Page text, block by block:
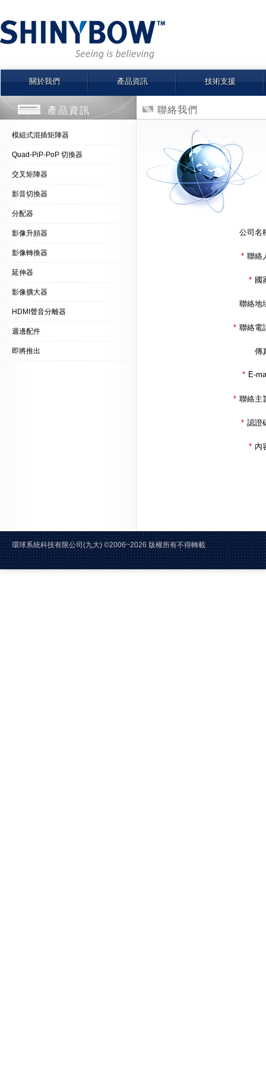
關於我們 產品資訊 技術支援
產品資訊
模組式混插矩陣器
Quad-PiP-PoP 切換器
交叉矩陣器
影音切換器
分配器
影像升頻器
影像轉換器
延伸器
影像擴大器
HDMI聲音分離器
週邊配件
即將推出
聯絡我們
公司名
* 聯絡
* 國
聯絡地
* 聯絡電
傳
* E-
* 聯絡主
* 認證
* 內
環球系統科技有限公司(九大) ©2006~2026 版權所有不得轉載
電話:02-